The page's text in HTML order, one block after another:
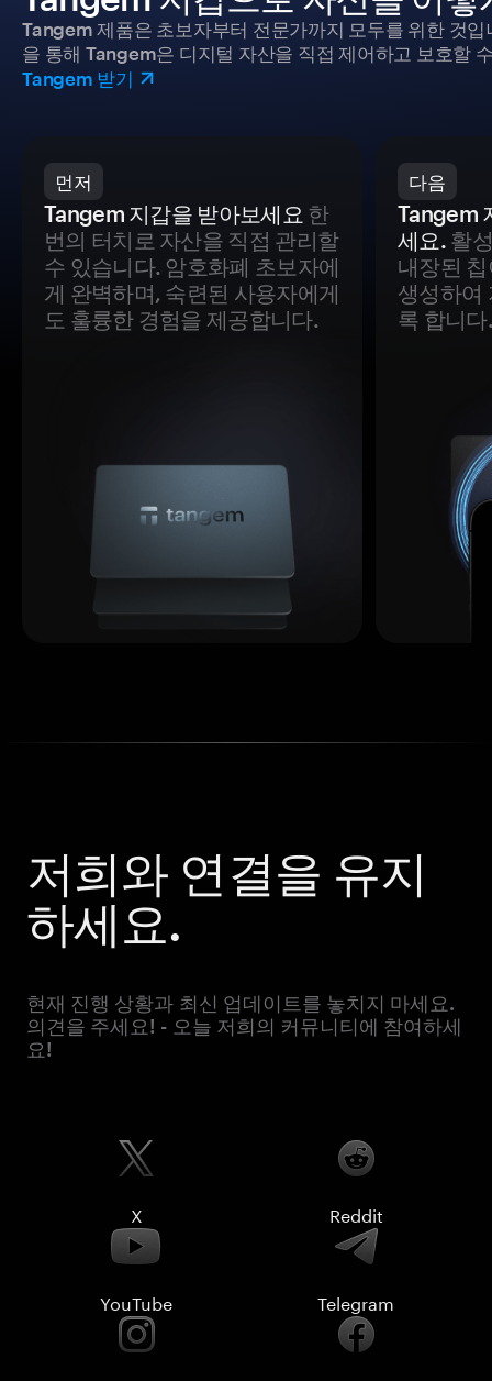
Tangem 제품은 초보자부터 전문가까지 모두를 위한 것
을 통해 Tangem은 디지털 자산을 직접 제어하고 보호할
Tangem 받기
먼저
Tangem 지갑을 받아보세요 한
번의 터치로 자산을 직접 관리할
수 있습니다. 암호화폐 초보자에
게 완벽하며, 숙련된 사용자에게
도 훌륭한 경험을 제공합니다.
다음
Tangem
세요.활
내장된
생성하여
록 합니다.
저희와 연결을 유지
하세요.
현재 진행 상황과 최신 업데이트를 놓치지 마세요.
의견을 주세요! - 오늘 저희의 커뮤니티에 참여하세
요!
X Reddit
YouTube Telegram